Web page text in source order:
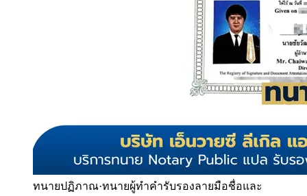
ทนายปฏิภาณ·ทนายผู้ทำคำรับรองลายมือชื่อและ